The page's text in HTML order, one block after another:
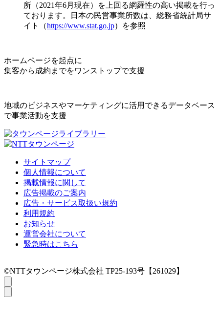
所（2021年6月現在）を上回る網羅性の高い掲載を行っ
ております。日本の民営事業所数は、総務省統計局サ
イト（https://www.stat.go.jp）を参照
ホームページを起点に
集客から成約までをワンストップで支援
地域のビジネスやマーケティングに活用できるデータベース
で事業活動を支援
サイトマップ
個人情報について
掲載情報に関して
広告掲載のご案内
広告・サービス取扱い規約
利用規約
お知らせ
運営会社について
緊急時はこちら
©NTTタウンページ株式会社 TP25-193号【261029】